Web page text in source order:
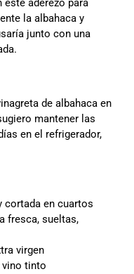
aderezo para
la albahaca y
junto con una
de albahaca en
mantener las
en el refrigerador,
cortada en cuartos
fresca, sueltas,
virgen
vino tinto